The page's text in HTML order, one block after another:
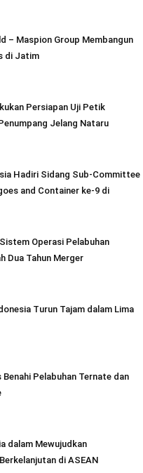
– Maspion Group Membangun
di Jatim
Persiapan Uji Petik
Jelang Nataru
Hadiri Sidang Sub-Committee
and Container ke-9 di
Operasi Pelabuhan
Dua Tahun Merger
Turun Tajam dalam Lima
Pelabuhan Ternate dan
dalam Mewujudkan
di ASEAN